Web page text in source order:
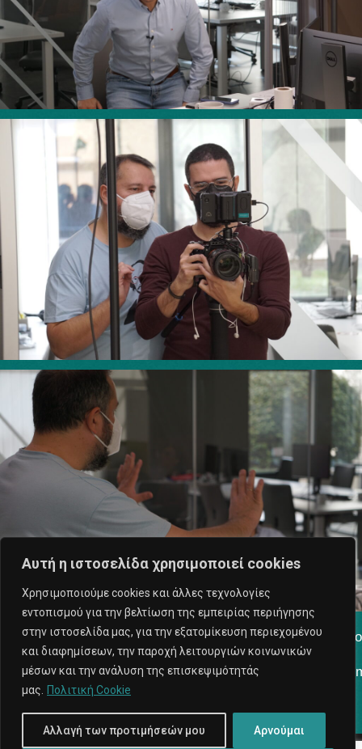
Αυτή η ιστοσελίδα χρησιμοποιεί cookies
Χρησιμοποιούμε cookies και άλλες τεχνολογίες
εντοπισμού για την βελτίωση της εμπειρίας περιήγησης
στην ιστοσελίδα μας, για την εξατομίκευση περιεχομένου
και διαφημίσεων, την παροχή λειτουργιών κοινωνικών
μέσων και την ανάλυση της επισκεψιμότητάς
μας.
Πολιτική Cookie
Αλλαγή των προτιμήσεών μου Αρνούμαι
videoshooting #corporatevideo #videopromotiongreece
videoproduction #videoproductiongreece#